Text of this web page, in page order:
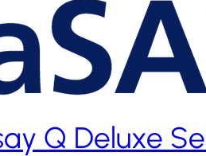
Q Deluxe